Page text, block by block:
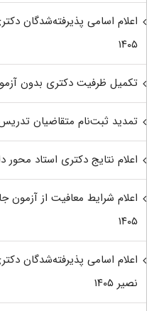
اعلام اسامی پذیرفته‌شدگان
۱۴۰۵
تکمیل ظرفیت دکتری بدون آزمون
تمدید ثبت‌نام متقاضیان تدریس
اعلام نتایج دکتری استاد محور
اعلام شرایط معافیت از
۱۴۰۵
اعلام اسامی پذیرفته‌شدگان
نصیر ۱۴۰۵